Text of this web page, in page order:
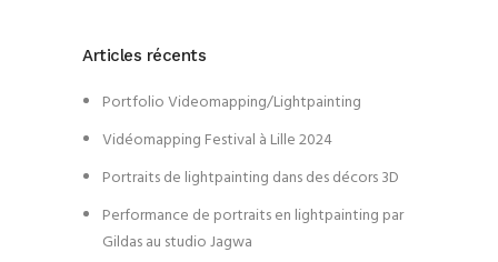
Articles récents
Portfolio Videomapping/Lightpainting
Vidéomapping Festival à Lille 2024
Portraits de lightpainting dans des décors 3D
Performance de portraits en lightpainting par
Gildas au studio Jagwa